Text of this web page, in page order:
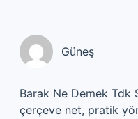
Güneş
Barak Ne Demek Tdk
çerçeve net, pratik